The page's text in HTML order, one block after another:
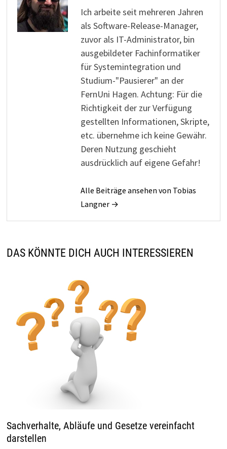
Ich arbeite seit mehreren Jahren
als Software-Release-Manager,
zuvor als IT-Administrator, bin
ausgebildeter Fachinformatiker
für Systemintegration und
Studium-"Pausierer" an der
FernUni Hagen. Achtung: Für die
Richtigkeit der zur Verfügung
gestellten Informationen, Skripte,
etc. übernehme ich keine Gewähr.
Deren Nutzung geschieht
ausdrücklich auf eigene Gefahr!
Alle Beiträge ansehen von Tobias
Langner →
DAS KÖNNTE DICH AUCH INTERESSIEREN
Sachverhalte, Abläufe und Gesetze vereinfacht
darstellen